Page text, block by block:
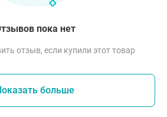
пока нет
отзыв, если купили этот товар
больше